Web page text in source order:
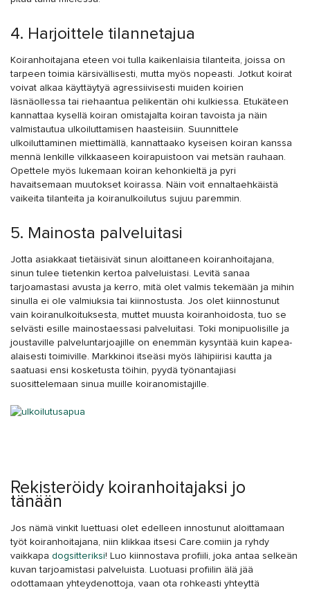
4. Harjoittele tilannetajua
Koiranhoitajana eteen voi tulla kaikenlaisia tilanteita, joissa on
tarpeen toimia kärsivällisesti, mutta myös nopeasti. Jotkut koirat
voivat alkaa käyttäytyä agressiivisesti muiden koirien
läsnäollessa tai riehaantua pelikentän ohi kulkiessa. Etukäteen
kannattaa kysellä koiran omistajalta koiran tavoista ja näin
valmistautua ulkoiluttamisen haasteisiin. Suunnittele
ulkoiluttaminen miettimällä, kannattaako kyseisen koiran kanssa
mennä lenkille vilkkaaseen koirapuistoon vai metsän rauhaan.
Opettele myös lukemaan koiran kehonkieltä ja pyri
havaitsemaan muutokset koirassa. Näin voit ennaltaehkäistä
vaikeita tilanteita ja koiranulkoilutus sujuu paremmin.
5. Mainosta palveluitasi
Jotta asiakkaat tietäisivät sinun aloittaneen koiranhoitajana,
sinun tulee tietenkin kertoa palveluistasi. Levitä sanaa
tarjoamastasi avusta ja kerro, mitä olet valmis tekemään ja mihin
sinulla ei ole valmiuksia tai kiinnostusta. Jos olet kiinnostunut
vain koiranulkoituksesta, muttet muusta koiranhoidosta, tuo se
selvästi esille mainostaessasi palveluitasi. Toki monipuolisille ja
joustaville palveluntarjoajille on enemmän kysyntää kuin kapea-
alaisesti toimiville. Markkinoi itseäsi myös lähipiirisi kautta ja
saatuasi ensi kosketusta töihin, pyydä työnantajiasi
suosittelemaan sinua muille koiranomistajille.
Rekisteröidy koiranhoitajaksi jo
tänään
Jos nämä vinkit luettuasi olet edelleen innostunut aloittamaan
työt koiranhoitajana, niin klikkaa itsesi Care.comiin ja ryhdy
vaikkapa dogsitteriksi! Luo kiinnostava profiili, joka antaa selkeän
kuvan tarjoamistasi palveluista. Luotuasi profiilin älä jää
odottamaan yhteydenottoja, vaan ota rohkeasti yhteyttä